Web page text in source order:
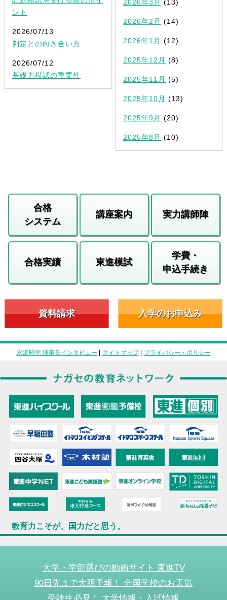
ント
2026/07/13
判定との向き合い方
2026/07/12
基礎力模試の重要性
2026年3月 (13)
2026年2月 (14)
2026年1月 (12)
2025年12月 (8)
2025年11月 (5)
2025年10月 (13)
2025年9月 (20)
2025年8月 (10)
合格
システム
講座案内 実力講師陣
合格実績 東進模試
学費・
申込手続き
資料請求 入学のお申込み
永瀬昭幸 理事長インタビュー | サイトマップ| プライバシー・ポリシー
教育力こそが、国力だと思う。
大学・学部選びの動画サイト 東進TV
90日先まで大胆予報！ 全国学校のお天気